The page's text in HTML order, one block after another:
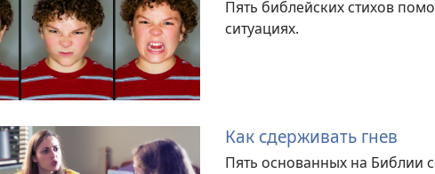
Пять библейских стихов
ситуациях.
Как сдерживать гнев
Пять основанных на Библии